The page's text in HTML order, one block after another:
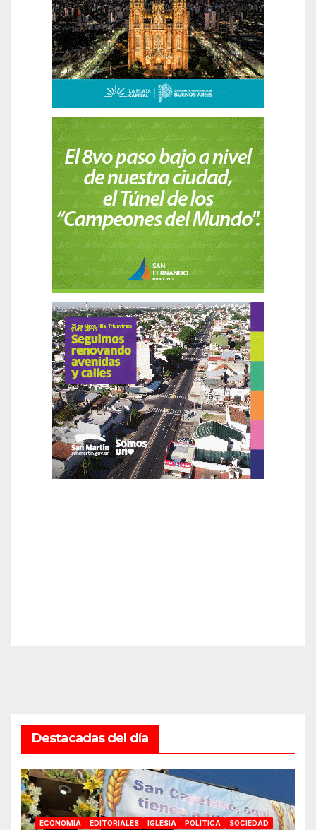
Destacadas del día
ECONOMÍA EDITORIALES IGLESIA POLÍTICA SOCIEDAD